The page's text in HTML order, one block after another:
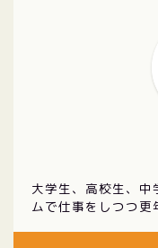
大学生、高校生、中
ムで仕事をしつつ更